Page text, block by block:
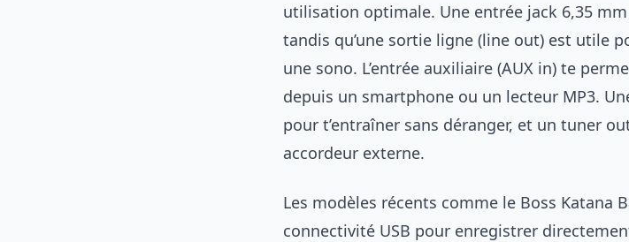
utilisation optimale. Une entrée jack 6,35
tandis qu’une sortie ligne (line out) est utile
une sono. L’entrée auxiliaire (AUX in) te
depuis un smartphone ou un lecteur MP3.
pour t’entraîner sans déranger, et un tuner
accordeur externe.
Les modèles récents comme le Boss Katana
connectivité USB pour enregistrer